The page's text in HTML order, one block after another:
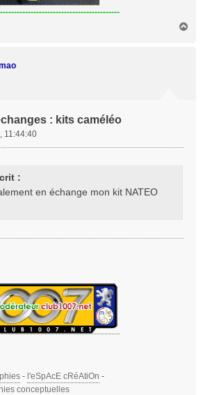
: kits caméléo
11:44:40
:
en échange mon kit NATEO
- l'eSpAcE cRéAtiOn -
conceptuelles